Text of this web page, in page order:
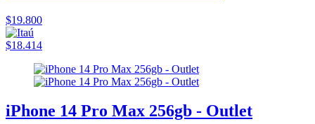
$19.800
$18.414
iPhone 14 Pro Max 256gb - Outlet